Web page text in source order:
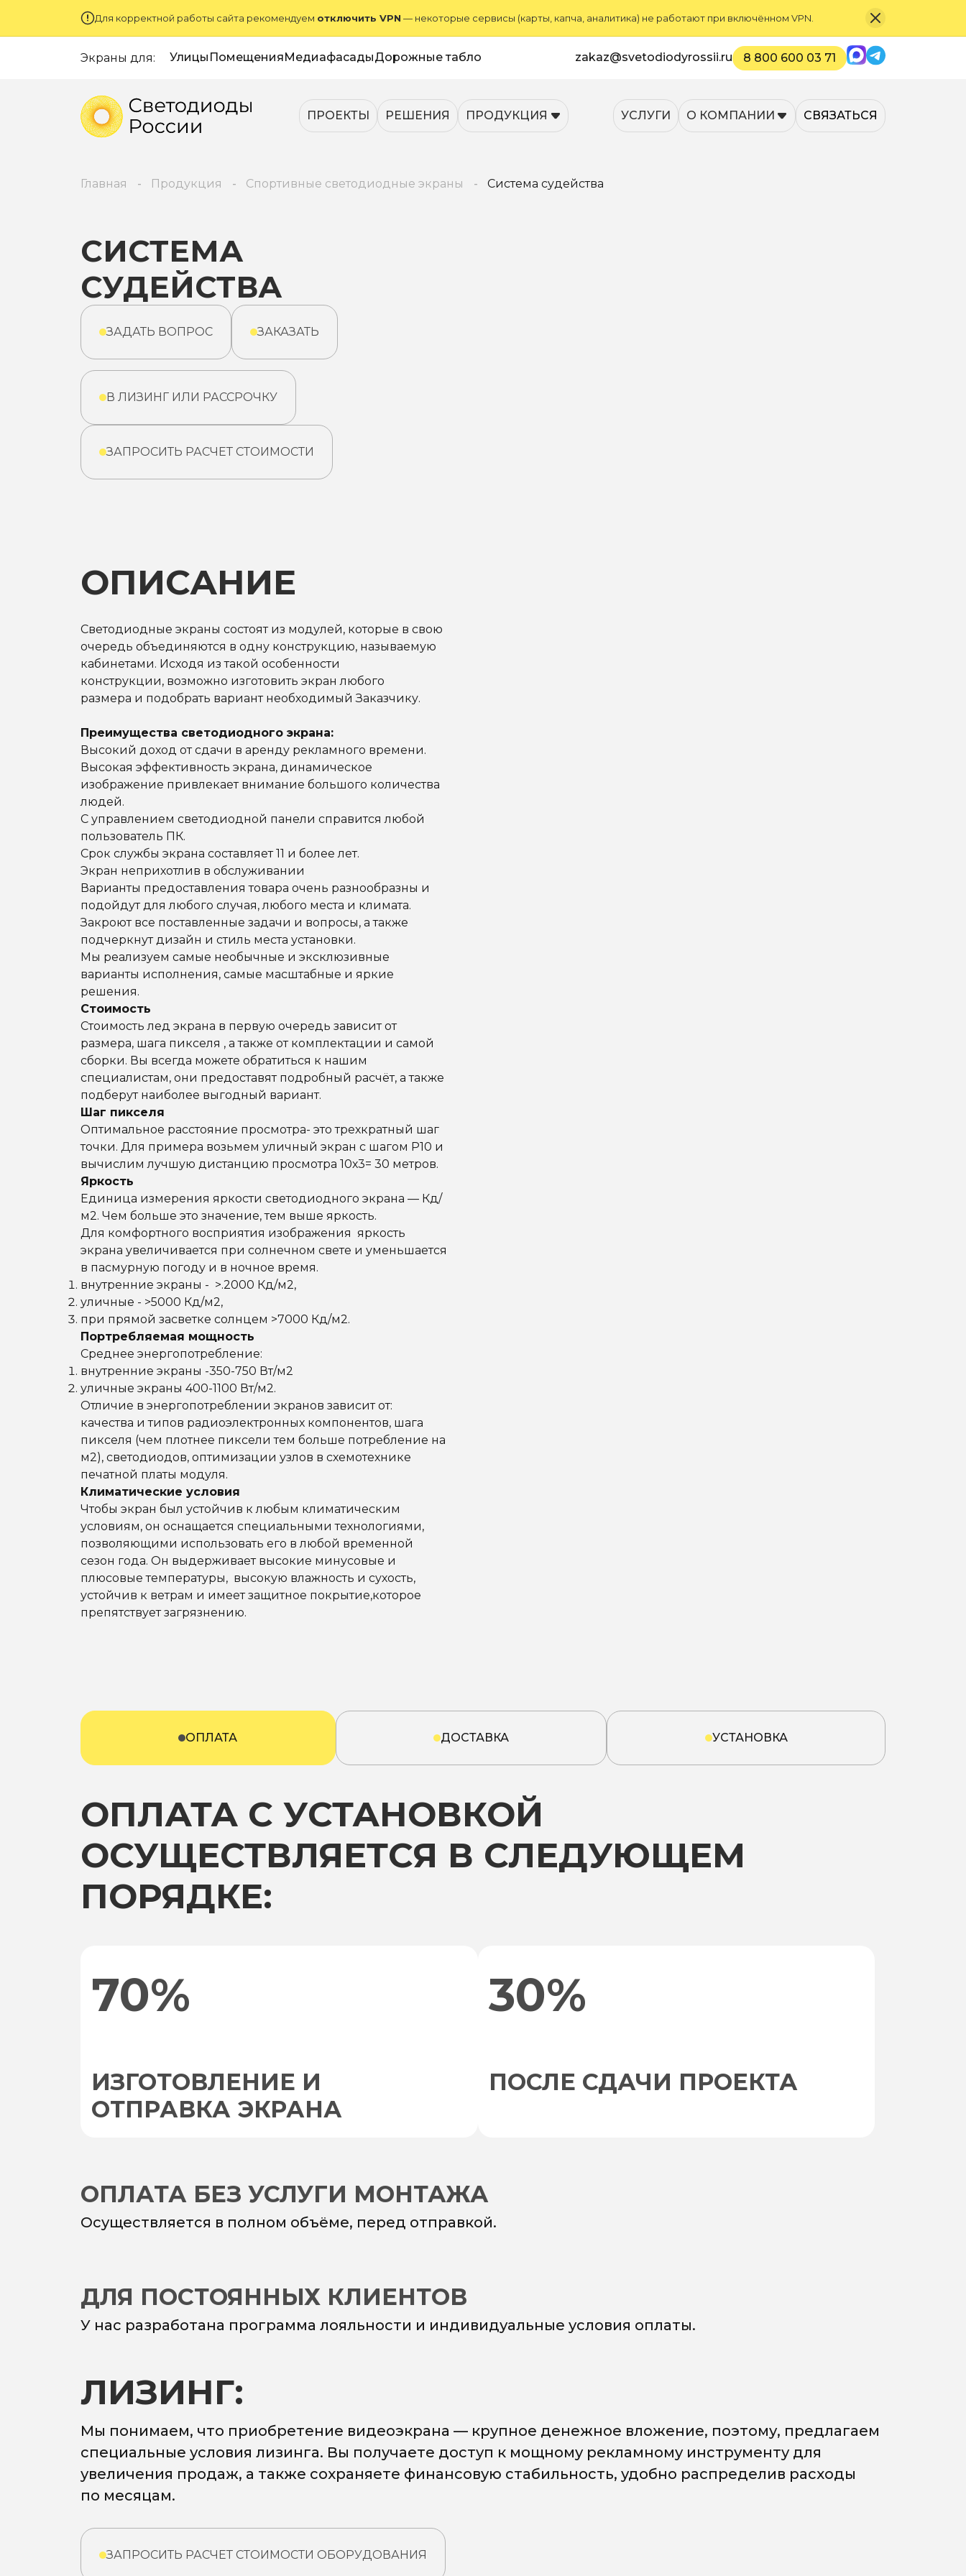
Для корректной работы сайта рекомендуем отключить VPN — некоторые сервисы (карты, капча, аналитика) не работают при включённом VPN.
Экраны для: Улицы ПомещенияМедиафасадыДорожные табло zakaz@svetodiodyrossii.ru 8 800 600 03 71 MaxTelegram
ПРОЕКТЫ РЕШЕНИЯ ПРОДУКЦИЯ УСЛУГИ О КОМПАНИИ СВЯЗАТЬСЯ
Главная Продукция Спортивные светодиодные экраны Система судейства
СИСТЕМА
СУДЕЙСТВА
ЗАДАТЬ ВОПРОС ЗАКАЗАТЬ
В ЛИЗИНГ ИЛИ РАССРОЧКУ
ЗАПРОСИТЬ РАСЧЕТ СТОИМОСТИ
ОПИСАНИЕ
Светодиодные экраны состоят из модулей, которые в свою
очередь объединяются в одну конструкцию, называемую
кабинетами. Исходя из такой особенности
конструкции, возможно изготовить экран любого
размера и подобрать вариант необходимый Заказчику.
Преимущества светодиодного экрана:
Высокий доход от сдачи в аренду рекламного времени.
Высокая эффективность экрана, динамическое
изображение привлекает внимание большого количества
людей.
С управлением светодиодной панели справится любой
пользователь ПК.
Срок службы экрана составляет 11 и более лет.
Экран неприхотлив в обслуживании
Варианты предоставления товара очень разнообразны и
подойдут для любого случая, любого места и климата.
Закроют все поставленные задачи и вопросы, а также
подчеркнут дизайн и стиль места установки.
Мы реализуем самые необычные и эксклюзивные
варианты исполнения, самые масштабные и яркие
решения.
Стоимость
Стоимость лед экрана в первую очередь зависит от
размера, шага пикселя , а также от комплектации и самой
сборки. Вы всегда можете обратиться к нашим
специалистам, они предоставят подробный расчёт, а также
подберут наиболее выгодный вариант.
Шаг пикселя
Оптимальное расстояние просмотра- это трехкратный шаг
точки. Для примера возьмем уличный экран с шагом Р10 и
вычислим лучшую дистанцию просмотра 10х3= 30 метров.
Яркость
Единица измерения яркости светодиодного экрана — Кд/
м2. Чем больше это значение, тем выше яркость.
Для комфортного восприятия изображения яркость
экрана увеличивается при солнечном свете и уменьшается
в пасмурную погоду и в ночное время.
внутренние экраны - >.2000 Кд/м2,
уличные - >5000 Кд/м2,
при прямой засветке солнцем >7000 Кд/м2.
Портребляемая мощность
Среднее энергопотребление:
внутренние экраны -350-750 Вт/м2
уличные экраны 400-1100 Вт/м2.
Отличие в энергопотреблении экранов зависит от:
качества и типов радиоэлектронных компонентов, шага
пикселя (чем плотнее пиксели тем больше потребление на
м2), светодиодов, оптимизации узлов в схемотехнике
печатной платы модуля.
Климатические условия
Чтобы экран был устойчив к любым климатическим
условиям, он оснащается специальными технологиями,
позволяющими использовать его в любой временной
сезон года. Он выдерживает высокие минусовые и
плюсовые температуры, высокую влажность и сухость,
устойчив к ветрам и имеет защитное покрытие,которое
препятствует загрязнению.
ОПЛАТА ДОСТАВКА УСТАНОВКА
ОПЛАТА С УСТАНОВКОЙ
ОСУЩЕСТВЛЯЕТСЯ В СЛЕДУЮЩЕМ
ПОРЯДКЕ:
70%
ИЗГОТОВЛЕНИЕ И
ОТПРАВКА ЭКРАНА
30%
ПОСЛЕ СДАЧИ ПРОЕКТА
ОПЛАТА БЕЗ УСЛУГИ МОНТАЖА
Осуществляется в полном объёме, перед отправкой.
ДЛЯ ПОСТОЯННЫХ КЛИЕНТОВ
У нас разработана программа лояльности и индивидуальные условия оплаты.
ЛИЗИНГ:
Мы понимаем, что приобретение видеоэкрана — крупное денежное вложение, поэтому, предлагаем
специальные условия лизинга. Вы получаете доступ к мощному рекламному инструменту для
увеличения продаж, а также сохраняете финансовую стабильность, удобно распределив расходы
по месяцам.
ЗАПРОСИТЬ РАСЧЕТ СТОИМОСТИ ОБОРУДОВАНИЯ